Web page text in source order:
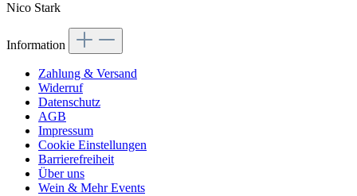
Nico Stark
Information
Zahlung & Versand
Widerruf
Datenschutz
AGB
Impressum
Cookie Einstellungen
Barrierefreiheit
Über uns
Wein & Mehr Events